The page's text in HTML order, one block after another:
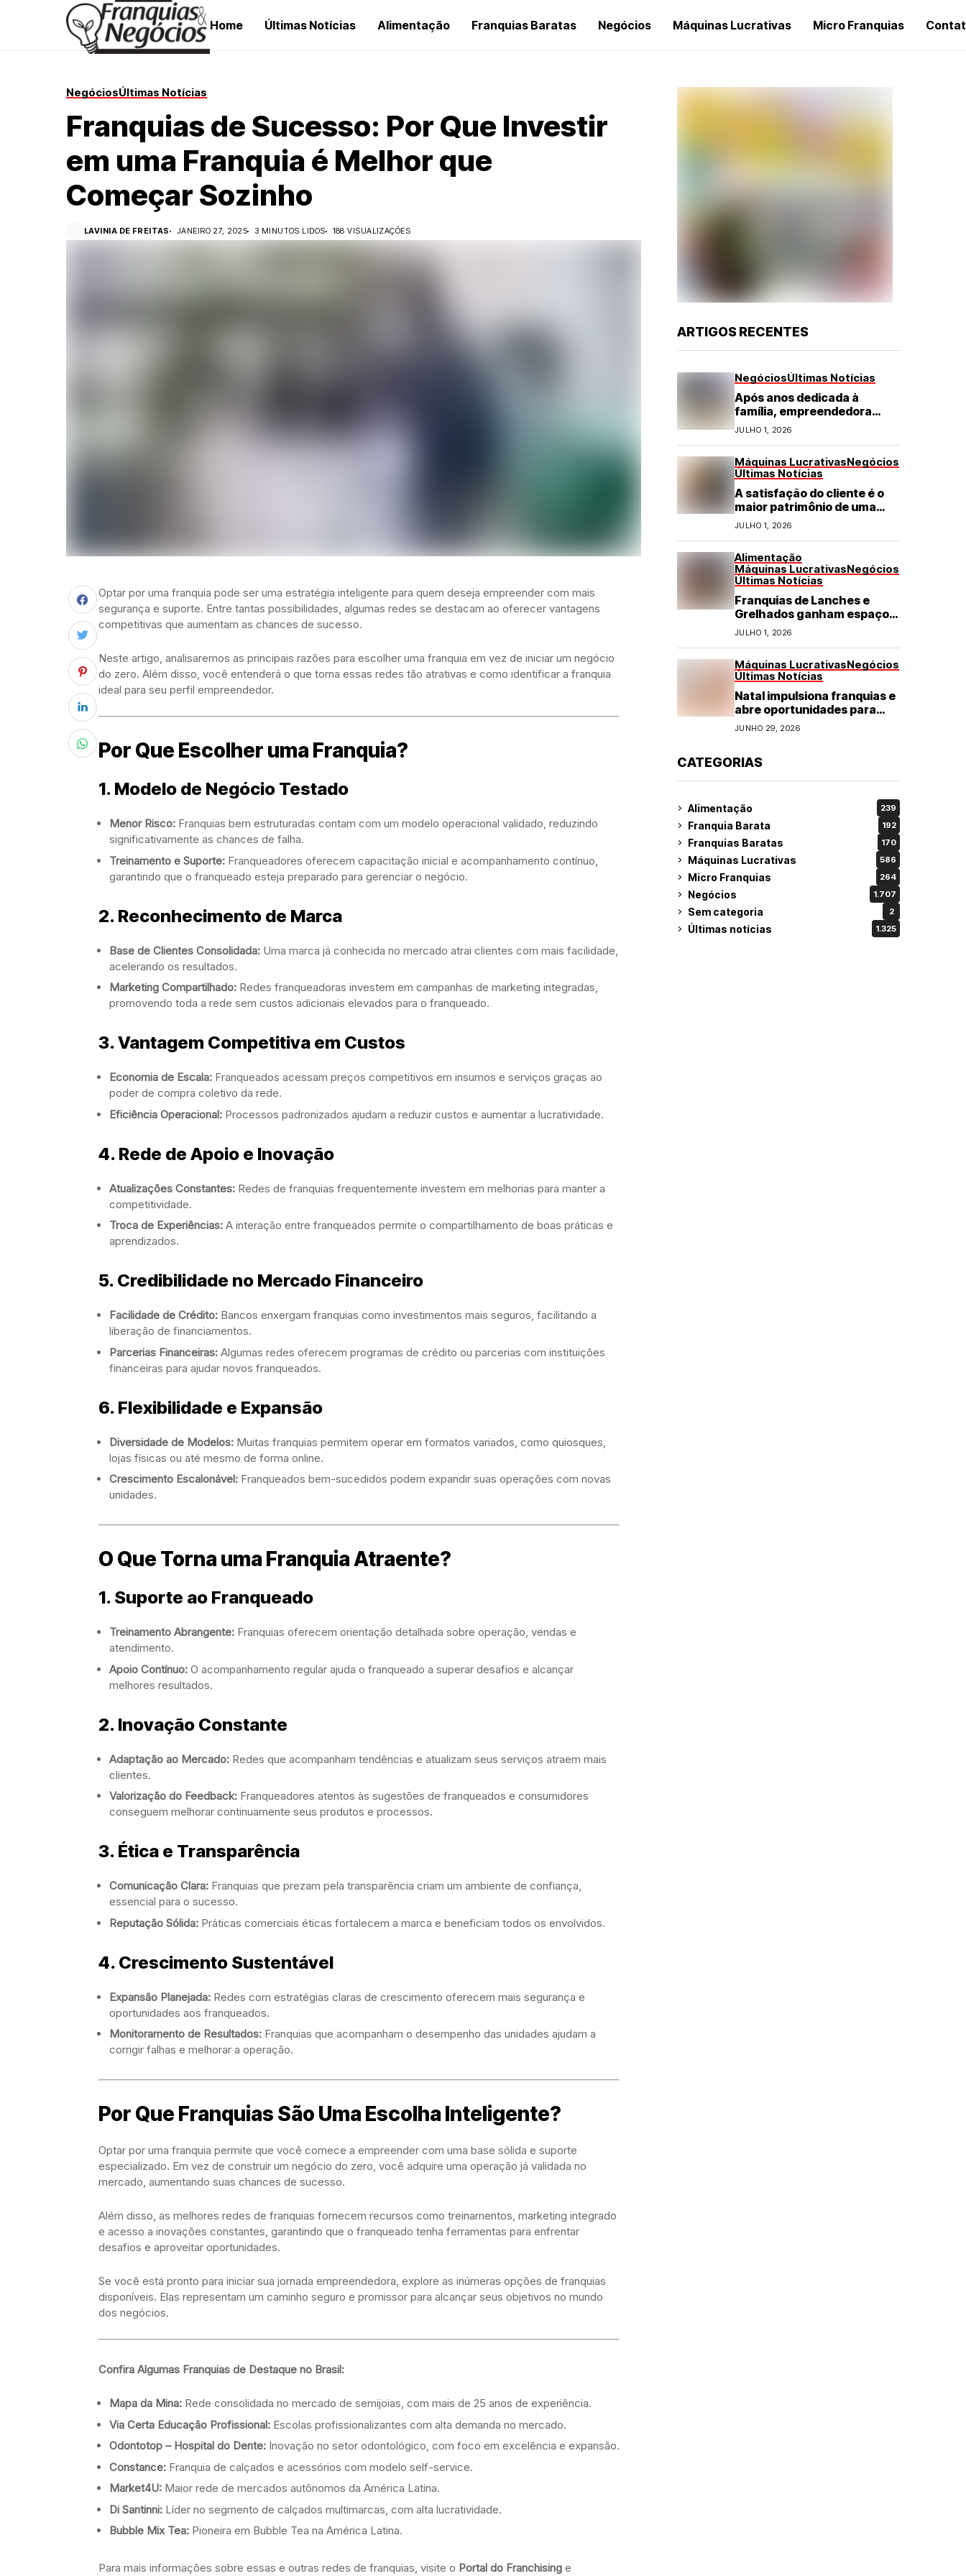
Home Últimas Notícias Alimentação Franquias Baratas Negócios Máquinas Lucrativas Micro Franquias
NegóciosÚltimas Notícias
Franquias de Sucesso: Por Que Investir
em uma Franquia é Melhor que
Começar Sozinho
LAVINIA DE FREITAS JANEIRO 27, 2025 3 MINUTOS LIDOS 188 VISUALIZAÇÕES
Optar por uma franquia pode ser uma estratégia inteligente para quem deseja empreender com mais
segurança e suporte. Entre tantas possibilidades, algumas redes se destacam ao oferecer vantagens
competitivas que aumentam as chances de sucesso.
Neste artigo, analisaremos as principais razões para escolher uma franquia em vez de iniciar um negócio
do zero. Além disso, você entenderá o que torna essas redes tão atrativas e como identificar a franquia
ideal para seu perfil empreendedor.
Por Que Escolher uma Franquia?
1. Modelo de Negócio Testado
Menor Risco: Franquias bem estruturadas contam com um modelo operacional validado, reduzindo
significativamente as chances de falha.
Treinamento e Suporte: Franqueadores oferecem capacitação inicial e acompanhamento contínuo,
garantindo que o franqueado esteja preparado para gerenciar o negócio.
2. Reconhecimento de Marca
Base de Clientes Consolidada: Uma marca já conhecida no mercado atrai clientes com mais facilidade,
acelerando os resultados.
Marketing Compartilhado: Redes franqueadoras investem em campanhas de marketing integradas,
promovendo toda a rede sem custos adicionais elevados para o franqueado.
3. Vantagem Competitiva em Custos
Economia de Escala: Franqueados acessam preços competitivos em insumos e serviços graças ao
poder de compra coletivo da rede.
Eficiência Operacional: Processos padronizados ajudam a reduzir custos e aumentar a lucratividade.
4. Rede de Apoio e Inovação
Atualizações Constantes: Redes de franquias frequentemente investem em melhorias para manter a
competitividade.
Troca de Experiências: A interação entre franqueados permite o compartilhamento de boas práticas e
aprendizados.
5. Credibilidade no Mercado Financeiro
Facilidade de Crédito: Bancos enxergam franquias como investimentos mais seguros, facilitando a
liberação de financiamentos.
Parcerias Financeiras: Algumas redes oferecem programas de crédito ou parcerias com instituições
financeiras para ajudar novos franqueados.
6. Flexibilidade e Expansão
Diversidade de Modelos: Muitas franquias permitem operar em formatos variados, como quiosques,
lojas físicas ou até mesmo de forma online.
Crescimento Escalonável: Franqueados bem-sucedidos podem expandir suas operações com novas
unidades.
O Que Torna uma Franquia Atraente?
1. Suporte ao Franqueado
Treinamento Abrangente: Franquias oferecem orientação detalhada sobre operação, vendas e
atendimento.
Apoio Contínuo: O acompanhamento regular ajuda o franqueado a superar desafios e alcançar
melhores resultados.
2. Inovação Constante
Adaptação ao Mercado: Redes que acompanham tendências e atualizam seus serviços atraem mais
clientes.
Valorização do Feedback: Franqueadores atentos às sugestões de franqueados e consumidores
conseguem melhorar continuamente seus produtos e processos.
3. Ética e Transparência
Comunicação Clara: Franquias que prezam pela transparência criam um ambiente de confiança,
essencial para o sucesso.
Reputação Sólida: Práticas comerciais éticas fortalecem a marca e beneficiam todos os envolvidos.
4. Crescimento Sustentável
Expansão Planejada: Redes com estratégias claras de crescimento oferecem mais segurança e
oportunidades aos franqueados.
Monitoramento de Resultados: Franquias que acompanham o desempenho das unidades ajudam a
corrigir falhas e melhorar a operação.
Por Que Franquias São Uma Escolha Inteligente?
Optar por uma franquia permite que você comece a empreender com uma base sólida e suporte
especializado. Em vez de construir um negócio do zero, você adquire uma operação já validada no
mercado, aumentando suas chances de sucesso.
Além disso, as melhores redes de franquias fornecem recursos como treinamentos, marketing integrado
e acesso a inovações constantes, garantindo que o franqueado tenha ferramentas para enfrentar
desafios e aproveitar oportunidades.
Se você está pronto para iniciar sua jornada empreendedora, explore as inúmeras opções de franquias
disponíveis. Elas representam um caminho seguro e promissor para alcançar seus objetivos no mundo
dos negócios.
Confira Algumas Franquias de Destaque no Brasil:
Mapa da Mina: Rede consolidada no mercado de semijoias, com mais de 25 anos de experiência.
Via Certa Educação Profissional: Escolas profissionalizantes com alta demanda no mercado.
Odontotop – Hospital do Dente: Inovação no setor odontológico, com foco em excelência e expansão.
Constance: Franquia de calçados e acessórios com modelo self-service.
Market4U: Maior rede de mercados autônomos da América Latina.
Di Santinni: Líder no segmento de calçados multimarcas, com alta lucratividade.
Bubble Mix Tea: Pioneira em Bubble Tea na América Latina.
Para mais informações sobre essas e outras redes de franquias, visite o Portal do Franchising e
ARTIGOS RECENTES
NegóciosÚltimas Notícias
Após anos dedicada à
família, empreendedora
transforma franquia de
turismo em negócio de
JULHO 1, 2026
Máquinas LucrativasNegócios
Últimas Notícias
A satisfação do cliente é o
maior patrimônio de uma
franquia
JULHO 1, 2026
Alimentação
Máquinas LucrativasNegócios
Últimas Notícias
Franquias de Lanches e
Grelhados ganham espaço
com demanda por refeições
rápidas e de qualidade
JULHO 1, 2026
Máquinas LucrativasNegócios
Últimas Notícias
Natal impulsiona franquias e
abre oportunidades para
diversos segmentos do
JUNHO 29, 2026
CATEGORIAS
Alimentação 239
Franquia Barata 192
Franquias Baratas 170
Máquinas Lucrativas 586
Micro Franquias 264
Negócios 1.707
Sem categoria 2
Últimas notícias 1.325